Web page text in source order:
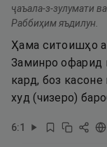
ҷаъала-з-зулумати
Раббиҳим яъдилун.
Ҳама ситоишҳо
Заминро офарид
кард, боз
худ (чизеро)
6:1